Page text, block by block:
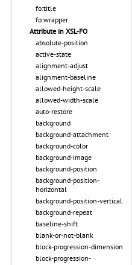
fo:title
fo:wrapper
Attribute in XSL-FO
absolute-position
active-state
alignment-adjust
alignment-baseline
allowed-height-scale
allowed-width-scale
auto-restore
background
background-attachment
background-color
background-image
background-position
background-position-
horizontal
background-position-vertical
background-repeat
baseline-shift
blank-or-not-blank
block-progression-dimension
block-progression-